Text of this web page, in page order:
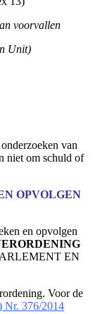
voorvallen
Unit)
van
niet om schuld of
OPVOLGEN
en opvolgen
EN
Voor de
376/2014